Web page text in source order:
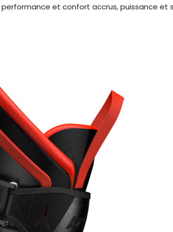
et confort accrus, puissance et